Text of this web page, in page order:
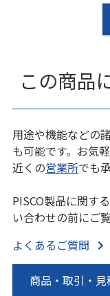
この商品
用途や機能などの
も可能です。お気
近くの営業所でも
PISCO製品に関す
い合わせの前にご
よくあるご質問
商品・取引・